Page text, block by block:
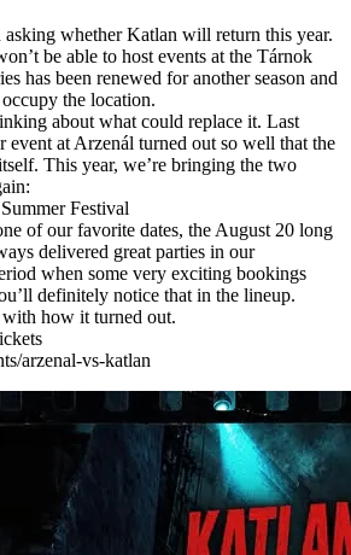
whether Katlan will return this year.
be able to host events at the Tárnok
has been renewed for another season and
the location.
about what could replace it. Last
event at Arzenál turned out so well that the
This year, we’re bringing the two
Festival
of our favorite dates, the August 20 long
delivered great parties in our
when some very exciting bookings
definitely notice that in the lineup.
with how it turned out.
arzenal-vs-katlan